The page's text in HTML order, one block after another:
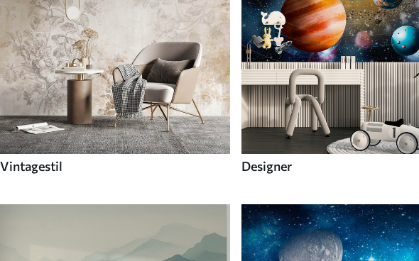
Vintagestil Designer